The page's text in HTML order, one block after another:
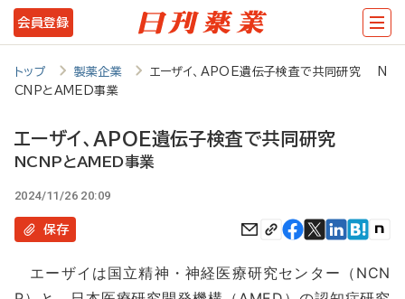
メ
イ
テ
ツ
に
会員登録
トップ 製薬企業
エーザイ、APOE遺伝子検査で共同研究 N
CNPとAMED事業
エーザイ、APOE遺伝子検査で共同研究
NCNPとAMED事業
2024/11/26 20:09
保存
エーザイは国立精神・神経医療研究センター（NCN